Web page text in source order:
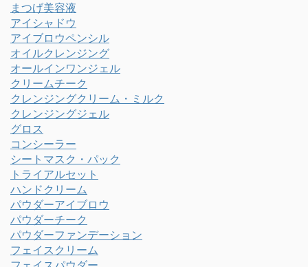
まつげ美容液
アイシャドウ
アイブロウペンシル
オイルクレンジング
オールインワンジェル
クリームチーク
クレンジングクリーム・ミルク
クレンジングジェル
グロス
コンシーラー
シートマスク・パック
トライアルセット
ハンドクリーム
パウダーアイブロウ
パウダーチーク
パウダーファンデーション
フェイスクリーム